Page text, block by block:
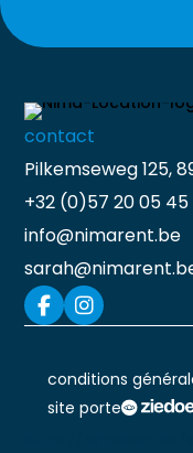
contact
Pilkemseweg 125,
+32 (0)57 20 05 45
info@nimarent.be
conditions
site porte